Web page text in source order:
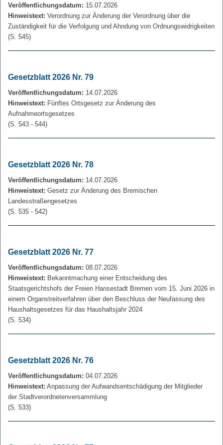
Veröffentlichungsdatum: 15.07.2026
Hinweistext: Verordnung zur Änderung der Verordnung über die
Zuständigkeit für die Verfolgung und Ahndung von Ordnungswidrigkeiten
(S. 545)
Gesetzblatt 2026 Nr. 79
Veröffentlichungsdatum: 14.07.2026
Hinweistext: Fünftes Ortsgesetz zur Änderung des
Aufnahmeortsgesetzes
(S. 543 - 544)
Gesetzblatt 2026 Nr. 78
Veröffentlichungsdatum: 14.07.2026
Hinweistext: Gesetz zur Änderung des Bremischen
Landesstraßengesetzes
(S. 535 - 542)
Gesetzblatt 2026 Nr. 77
Veröffentlichungsdatum: 08.07.2026
Hinweistext: Bekanntmachung einer Entscheidung des
Staatsgerichtshofs der Freien Hansestadt Bremen vom 15. Juni 2026 in
einem Organstreitverfahren über den Beschluss der Neufassung des
Haushaltsgesetzes für das Haushaltsjahr 2024
(S. 534)
Gesetzblatt 2026 Nr. 76
Veröffentlichungsdatum: 04.07.2026
Hinweistext: Anpassung der Aufwandsentschädigung der Mitglieder
der Stadtverordnetenversammlung
(S. 533)